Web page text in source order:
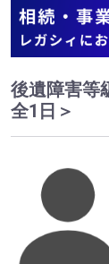
後遺障害等
全1日＞